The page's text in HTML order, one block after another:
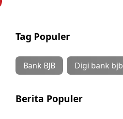
Tag Populer
Bank BJB Digi bank bjb
Berita Populer